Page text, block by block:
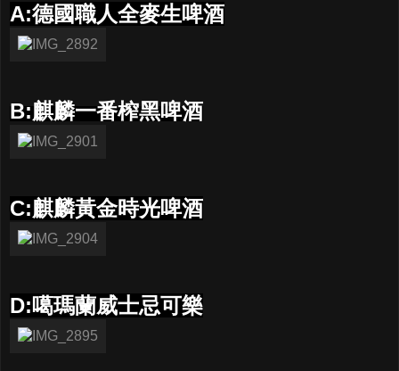
A:德國職人全麥生啤酒
B:麒麟一番榨黑啤酒
C:麒麟黃金時光啤酒
D:噶瑪蘭威士忌可樂